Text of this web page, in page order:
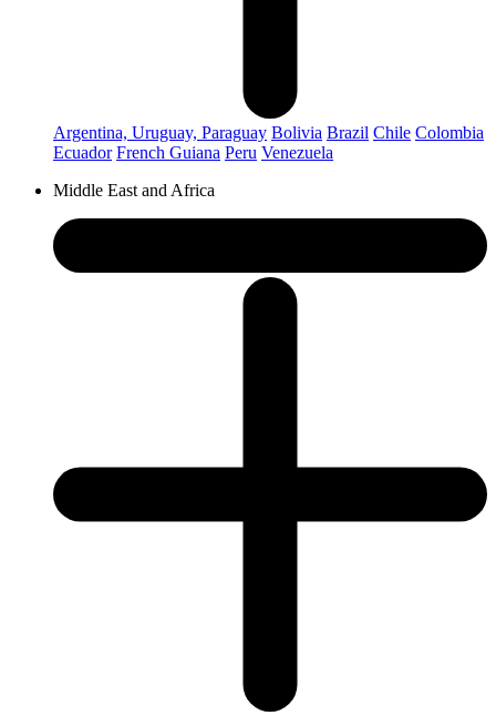
Argentina, Uruguay, Paraguay Bolivia Brazil Chile Colombia
Ecuador French Guiana Peru Venezuela
Middle East and Africa